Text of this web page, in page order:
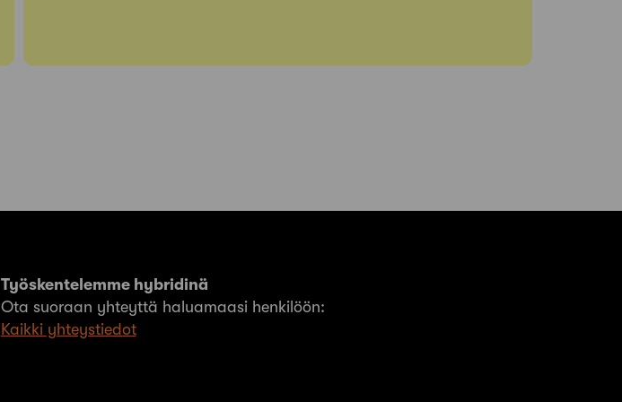
Työskentelemme hybridinä
Ota suoraan yhteyttä haluamaasi henkilöön:
Kaikki yhteystiedot